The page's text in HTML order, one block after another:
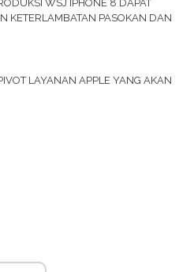
WSJ IPHONE 8 DAPAT
KETERLAMBATAN PASOKAN DAN
LAYANAN APPLE YANG AKAN